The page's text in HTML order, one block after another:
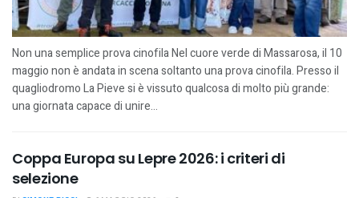
Non una semplice prova cinofila Nel cuore verde di Massarosa, il 10
maggio non è andata in scena soltanto una prova cinofila. Presso il
quagliodromo La Pieve si è vissuto qualcosa di molto più grande:
una giornata capace di unire...
Coppa Europa su Lepre 2026: i criteri di
selezione